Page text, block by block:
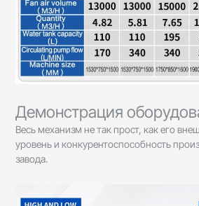
Демонстрация
Весь механизм не так прост, как его
уровень и конкурентоспособность
завода.